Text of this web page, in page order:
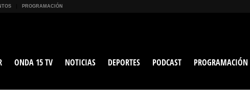
PROGRAMACIÓN
ONDA 15 TV NOTICIAS DEPORTES PODCAST PROGRAMACIÓN